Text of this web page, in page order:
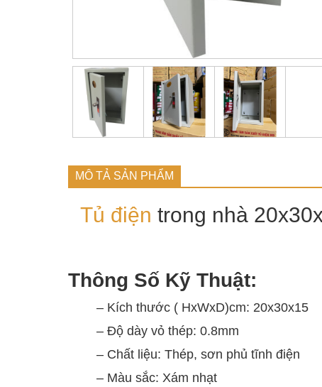
MÔ TẢ SẢN PHẨM
Tủ điện trong nhà
Thông Số Kỹ Thuật:
– Kích thước ( HxWxD)cm: 20x30x15
– Độ dày vỏ thép: 0.8mm
– Chất liệu: Thép, sơn phủ tĩnh điện
– Màu sắc: Xám nhạt